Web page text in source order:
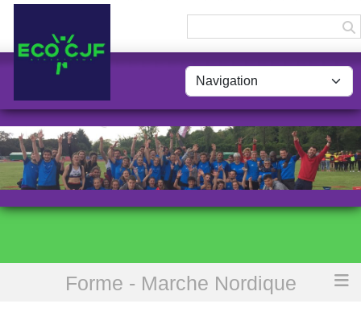
Forme - Marche Nordique
Portes ouvertes marche nordique